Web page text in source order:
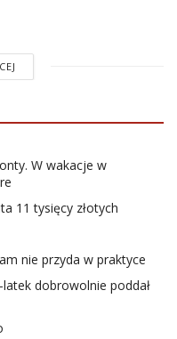
W wakacje w
11 tysięcy złotych
nie przyda w praktyce
dobrowolnie poddał